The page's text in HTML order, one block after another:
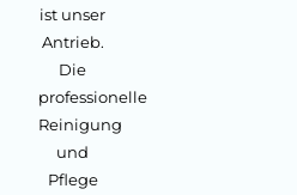
ist unser
Antrieb.
Die
professionelle
Reinigung
und
Pflege